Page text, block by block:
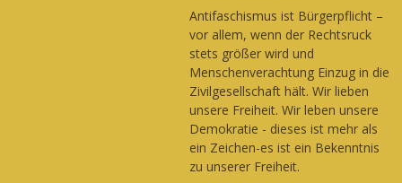
Antifaschismus ist Bürgerpflicht –
vor allem, wenn der Rechtsruck
stets größer wird und
Menschenverachtung Einzug in die
Zivilgesellschaft hält. Wir lieben
unsere Freiheit. Wir leben unsere
Demokratie - dieses ist mehr als
ein Zeichen-es ist ein Bekenntnis
zu unserer Freiheit.